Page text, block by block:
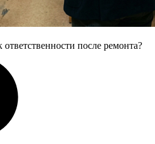
после ремонта?